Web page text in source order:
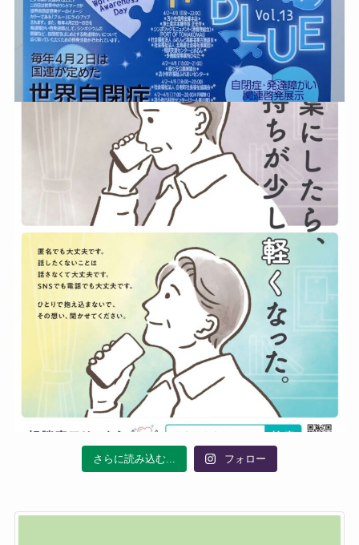
さらに読み込む... フォロー